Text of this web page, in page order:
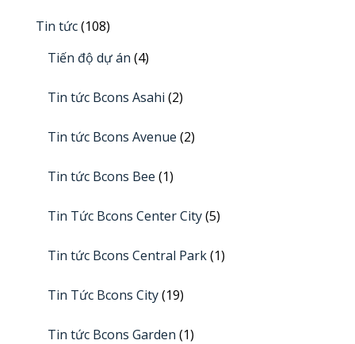
Tin tức(108)
Tiến độ dự án (4)
Tin tức Bcons Asahi (2)
Tin tức Bcons Avenue (2)
Tin tức Bcons Bee (1)
Tin Tức Bcons Center City(5)
Tin tức Bcons Central Park(1)
Tin Tức Bcons City(19)
Tin tức Bcons Garden (1)